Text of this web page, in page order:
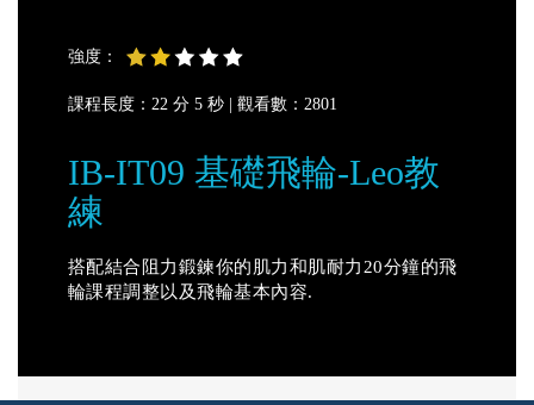
強度：
課程長度：22 分 5 秒 | 觀看數：2801
IB-IT09 基礎飛輪-Leo教
練
搭配結合阻力鍛鍊你的肌力和肌耐力20分鐘的飛
輪課程調整以及飛輪基本內容.